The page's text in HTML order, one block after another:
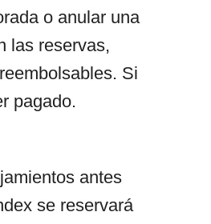
o anular una
las reservas,
Si
pagado.
antes
se reservará